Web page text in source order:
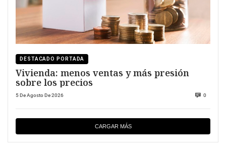
DESTACADO PORTADA
Vivienda: menos ventas y más presión
sobre los precios
5 De Agosto De 2026 0
CARGAR MÁS